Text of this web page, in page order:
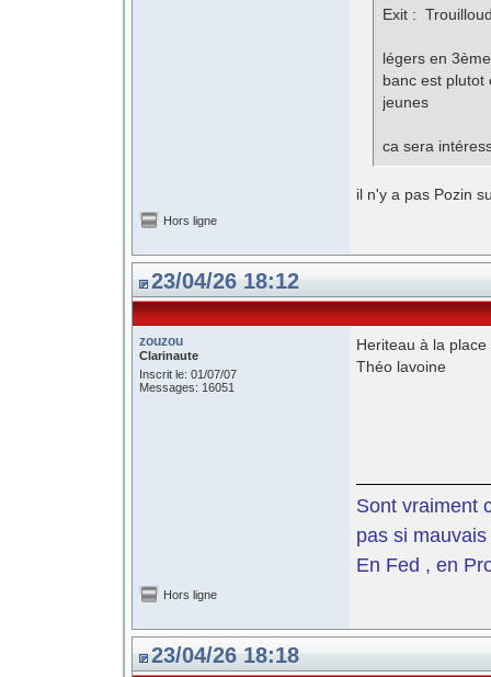
Exit :
légers en
banc est
jeunes
ca sera
il n'y a pas Pozin
Hors ligne
23/04/26 18:12
zouzou
Clarinaute
Inscrit le: 01/07/07
Messages: 16051
Heriteau à la
Théo lavoine
Sont vraiment
pas si
En Fed , en
Hors ligne
23/04/26 18:18